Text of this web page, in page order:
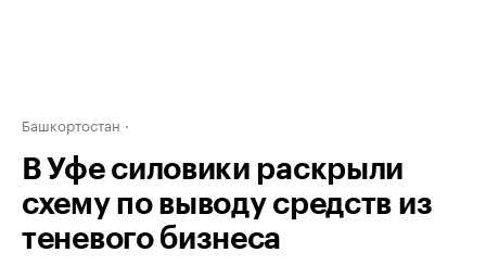
Башкортостан
В Уфе силовики раскрыли
схему по выводу средств из
теневого бизнеса